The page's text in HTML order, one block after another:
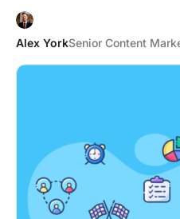
Alex YorkSenior Content